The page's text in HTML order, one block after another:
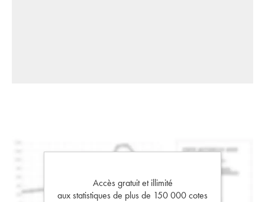
Accès gratuit et illimité
aux statistiques de plus de 150 000 cotes